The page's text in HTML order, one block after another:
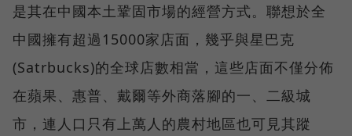
是其在中國本土鞏固市場的經營方式。聯想於全
中國擁有超過15000家店面，幾乎與星巴克
(Satrbucks)的全球店數相當，這些店面不僅分佈
在蘋果、惠普、戴爾等外商落腳的一、二級城
市，連人口只有上萬人的農村地區也可見其蹤